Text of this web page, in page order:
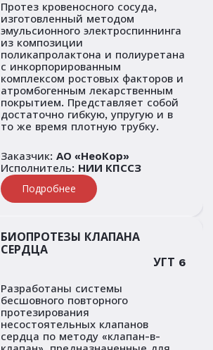
Протез кровеносного сосуда,
изготовленный методом
эмульсионного электроспиннинга
из композиции
поликапролактона и полиуретана
с инкорпорированным
комплексом ростовых факторов и
атромбогенным лекарственным
покрытием. Представляет собой
достаточно гибкую, упругую и в
то же время плотную трубку.
Заказчик: АО «НеоКор»
Исполнитель: НИИ КПССЗ
Подробнее
БИОПРОТЕЗЫ КЛАПАНА
СЕРДЦА
УГТ 6
Разработаны системы
бесшовного повторного
протезирования
несостоятельных клапанов
сердца по методу «клапан-в-